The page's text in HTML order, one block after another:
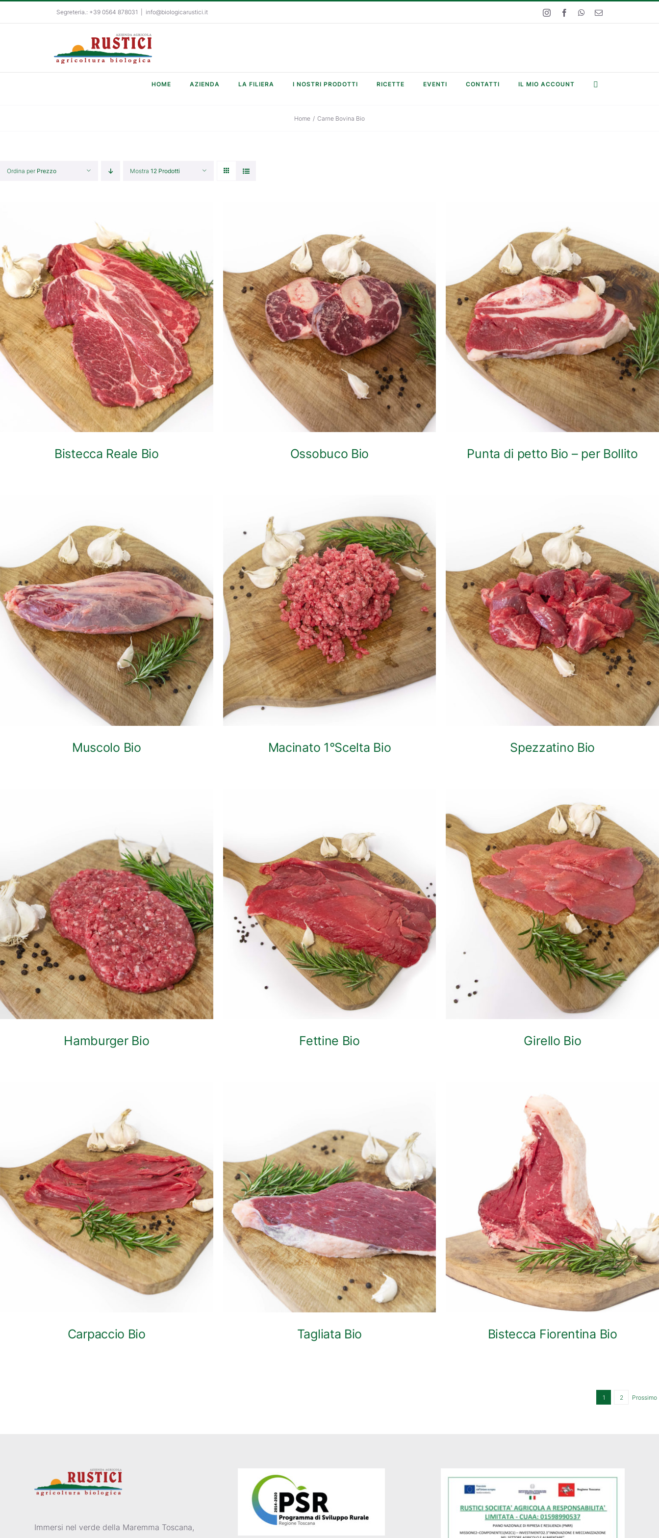
Segreteria.: +39 0564 878031 info@biologicarustici.it InstagramFacebookWhatsApp
Email
HOME AZIENDA LA FILIERA I NOSTRI PRODOTTI RICETTE EVENTI CONTATTI IL MIO ACCOUNT
Home / Carne Bovina Bio
Ordina per Prezzo Mostra 12 Prodotti
ANTEPRIMA RAPIDA
Bistecca Reale Bio
ANTEPRIMA RAPIDA
Ossobuco Bio
ANTEPRIMA RAPIDA
Punta di petto Bio – per Bollito
ANTEPRIMA RAPIDA
Muscolo Bio
ANTEPRIMA RAPIDA
Macinato 1°Scelta Bio
ANTEPRIMA RAPIDA
Spezzatino Bio
ANTEPRIMA RAPIDA
Hamburger Bio
ANTEPRIMA RAPIDA
Fettine Bio
ANTEPRIMA RAPIDA
Girello Bio
ANTEPRIMA RAPIDA
Carpaccio Bio
ANTEPRIMA RAPIDA
Tagliata Bio
ANTEPRIMA RAPIDA
Bistecca Fiorentina Bio
1 2 Prossimo
Immersi nel verde della Maremma Toscana,